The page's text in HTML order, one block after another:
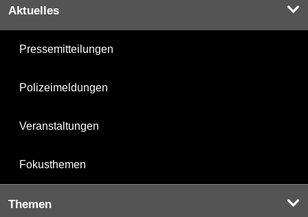
Aktuelles
Pressemitteilungen
Polizeimeldungen
Veranstaltungen
Fokusthemen
Themen